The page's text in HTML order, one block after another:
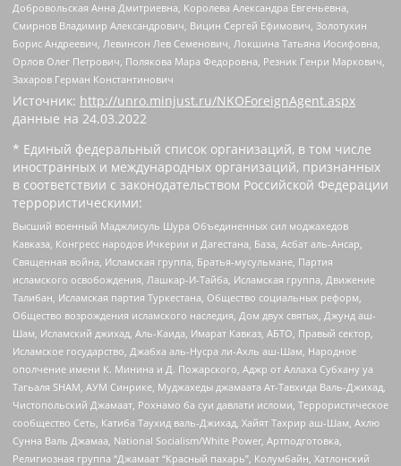
Добровольская Анна Дмитриевна, Королева Александра Евгеньевна,
Смирнов Владимир Александрович, Вицин Сергей Ефимович, Золотухин
Борис Андреевич, Левинсон Лев Семенович, Локшина Татьяна Иосифовна,
Орлов Олег Петрович, Полякова Мара Федоровна, Резник Генри Маркович,
Захаров Герман Константинович
Источник: http://unro.minjust.ru/NKOForeignAgent.aspx
данные на 24.03.2022
* Единый федеральный список организаций, в том числе
иностранных и международных организаций, признанных
в соответствии с законодательством Российской Федерации
террористическими:
Высший военный Маджлисуль Шура Объединенных сил моджахедов
Кавказа, Конгресс народов Ичкерии и Дагестана, База, Асбат аль-Ансар,
Священная война, Исламская группа, Братья-мусульмане, Партия
исламского освобождения, Лашкар-И-Тайба, Исламская группа, Движение
Талибан, Исламская партия Туркестана, Общество социальных реформ,
Общество возрождения исламского наследия, Дом двух святых, Джунд аш-
Шам, Исламский джихад, Аль-Каида, Имарат Кавказ, АБТО, Правый сектор,
Исламское государство, Джабха аль-Нусра ли-Ахль аш-Шам, Народное
ополчение имени К. Минина и Д. Пожарского, Аджр от Аллаха Субхану уа
Тагьаля SHAM, АУМ Синрике, Муджахеды джамаата Ат-Тавхида Валь-Джихад,
Чистопольский Джамаат, Рохнамо ба суи давлати исломи, Террористическое
сообщество Сеть, Катиба Таухид валь-Джихад, Хайят Тахрир аш-Шам, Ахлю
Сунна Валь Джамаа, National Socialism/White Power, Артподготовка,
Религиозная группа “Джамаат “Красный пахарь”, Колумбайн, Хатлонский